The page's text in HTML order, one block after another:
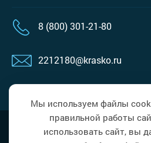
8 (800) 301-21-80
2212180@krasko.ru
Политика в области обработки
персональных данных
Мы используем файлы
правильной работы
использовать сайт, вы